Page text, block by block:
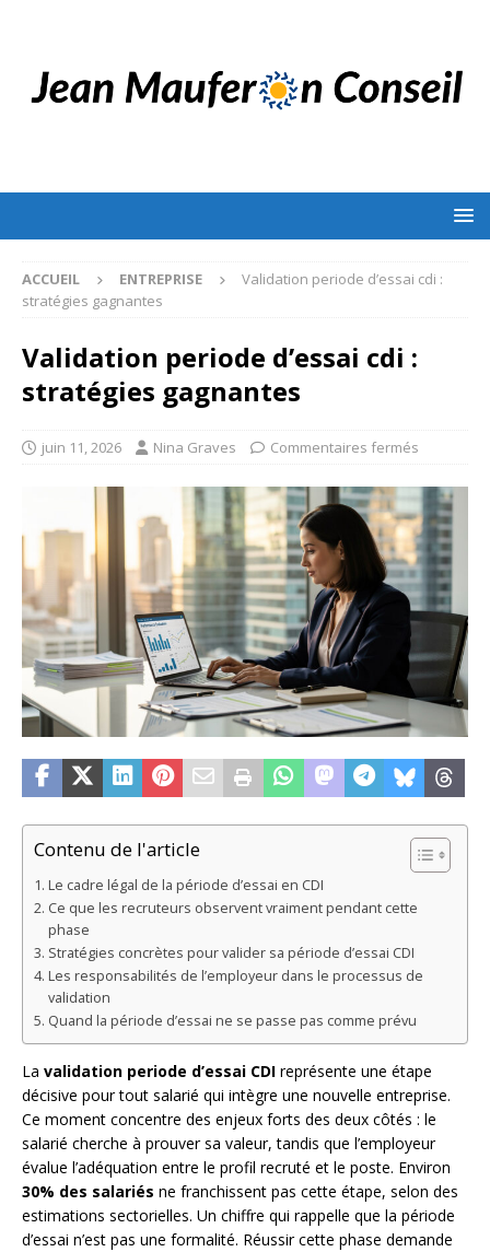
ACCUEIL ENTREPRISE
Validation periode d’essai cdi :
stratégies gagnantes
Validation periode d’essai cdi :
stratégies gagnantes
juin 11, 2026 Nina Graves Commentaires fermés
Contenu de l'article
Le cadre légal de la période d’essai en CDI
Ce que les recruteurs observent vraiment pendant cette
phase
Stratégies concrètes pour valider sa période d’essai CDI
Les responsabilités de l’employeur dans le processus de
validation
Quand la période d’essai ne se passe pas comme prévu
La validation periode d’essai CDI représente une étape
décisive pour tout salarié qui intègre une nouvelle entreprise.
Ce moment concentre des enjeux forts des deux côtés : le
salarié cherche à prouver sa valeur, tandis que l’employeur
évalue l’adéquation entre le profil recruté et le poste. Environ
30% des salariés ne franchissent pas cette étape, selon des
estimations sectorielles. Un chiffre qui rappelle que la période
d’essai n’est pas une formalité. Réussir cette phase demande